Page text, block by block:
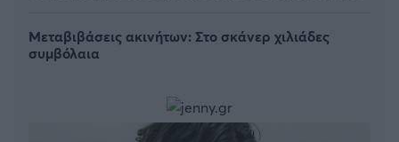
Μεταβιβάσεις ακινήτων: Στο σκάνερ χιλιάδες
συμβόλαια